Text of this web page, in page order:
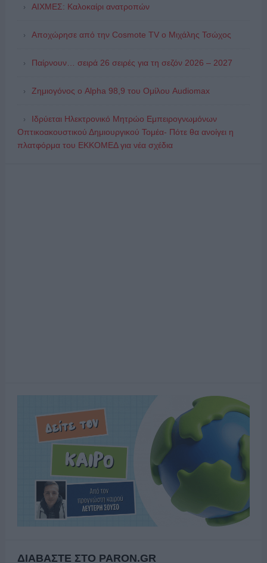
ΑΙΧΜΕΣ: Καλοκαίρι ανατροπών
Αποχώρησε από την Cosmote TV o Μιχάλης Τσώχος
Παίρνουν… σειρά 26 σειρές για τη σεζόν 2026 – 2027
Ζημιογόνος ο Alpha 98,9 του Ομίλου Audiomax
Ιδρύεται Ηλεκτρονικό Μητρώο Εμπειρογνωμόνων
Οπτικοακουστικού Δημιουργικού Τομέα- Πότε θα ανοίγει η
πλατφόρμα του ΕΚΚΟΜΕΔ για νέα σχέδια
ΔΙΑΒΑΣΤΕ ΣΤΟ PARON.GR